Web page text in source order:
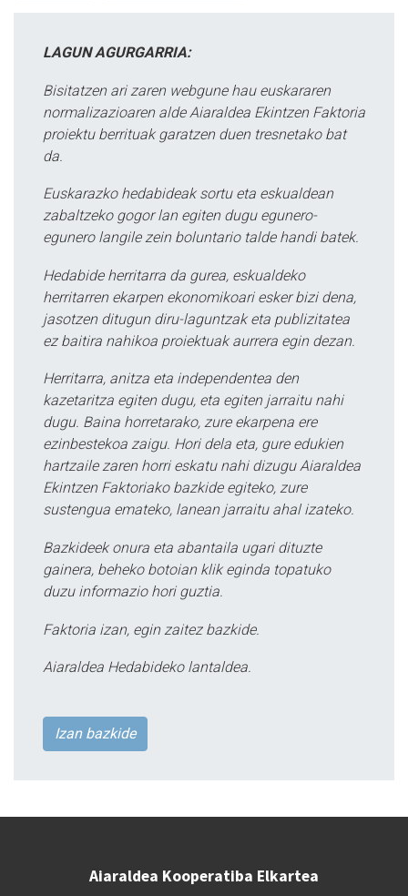
LAGUN AGURGARRIA:
Bisitatzen ari zaren webgune hau euskararen
normalizazioaren alde Aiaraldea Ekintzen Faktoria
proiektu berrituak garatzen duen tresnetako bat
da.
Euskarazko hedabideak sortu eta eskualdean
zabaltzeko gogor lan egiten dugu egunero-
egunero langile zein boluntario talde handi batek.
Hedabide herritarra da gurea, eskualdeko
herritarren ekarpen ekonomikoari esker bizi dena,
jasotzen ditugun diru-laguntzak eta publizitatea
ez baitira nahikoa proiektuak aurrera egin dezan.
Herritarra, anitza eta independentea den
kazetaritza egiten dugu, eta egiten jarraitu nahi
dugu. Baina horretarako, zure ekarpena ere
ezinbestekoa zaigu. Hori dela eta, gure edukien
hartzaile zaren horri eskatu nahi dizugu Aiaraldea
Ekintzen Faktoriako bazkide egiteko, zure
sustengua emateko, lanean jarraitu ahal izateko.
Bazkideek onura eta abantaila ugari dituzte
gainera, beheko botoian klik eginda topatuko
duzu informazio hori guztia.
Faktoria izan, egin zaitez bazkide.
Aiaraldea Hedabideko lantaldea.
Izan bazkide
Aiaraldea Kooperatiba Elkartea